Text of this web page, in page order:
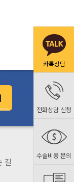
카톡상담
전화상담 신청
수술비용 문의
길